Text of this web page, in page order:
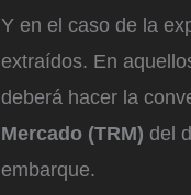
Y en el caso de la
extraídos. En
deberá hacer la
Mercado (TRM) del
embarque.